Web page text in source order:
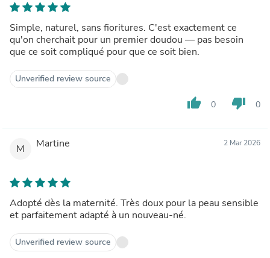
Simple, naturel, sans fioritures. C'est exactement ce
qu'on cherchait pour un premier doudou — pas besoin
que ce soit compliqué pour que ce soit bien.
Unverified review source
thumb_up 0 thumb_down 0
M Martine 2 Mar 2026
Adopté dès la maternité. Très doux pour la peau sensible
et parfaitement adapté à un nouveau-né.
Unverified review source